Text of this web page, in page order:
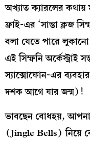
অখ্যাত ক্যারলের কথায়
ফ্রাই-এর ‘সান্তা ক্লজ
বলা যেতে পারে
এই সিম্ফনি অর্কেস্ট্রাই
স্যাক্সোফোন-এর
দশক আগে যার জন্ম)!
ভাবছেন বোধহয়,
(Jingle Bells) নিয়ে